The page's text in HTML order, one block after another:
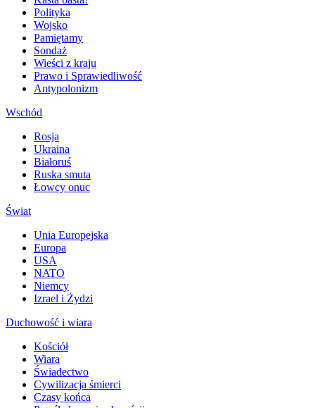
Polityka
Wojsko
Pamiętamy
Sondaż
Wieści z kraju
Prawo i Sprawiedliwość
Antypolonizm
Wschód
Rosja
Ukraina
Białoruś
Ruska smuta
Łowcy onuc
Świat
Unia Europejska
Europa
USA
NATO
Niemcy
Izrael i Żydzi
Duchowość i wiara
Kościół
Wiara
Świadectwo
Cywilizacja śmierci
Czasy końca